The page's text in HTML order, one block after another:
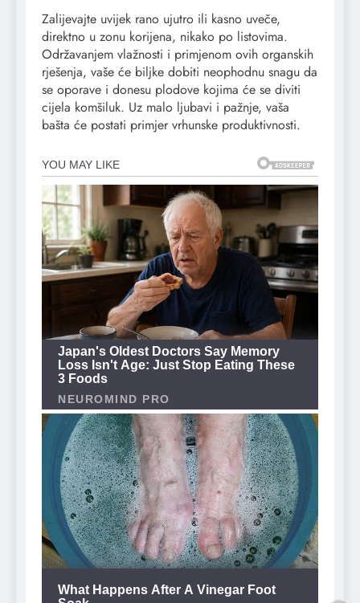
Zalijevajte uvijek rano ujutro ili kasno uveče,
direktno u zonu korijena, nikako po listovima.
Održavanjem vlažnosti i primjenom ovih organskih
rješenja, vaše će biljke dobiti neophodnu snagu da
se oporave i donesu plodove kojima će se diviti
cijela komšiluk. Uz malo ljubavi i pažnje, vaša
bašta će postati primjer vrhunske produktivnosti.